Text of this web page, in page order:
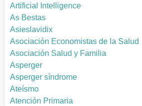
Artificial Intelligence
As Bestas
Asieslavidix
Asociación Economistas de la Salud
Asociación Salud y Familia
Asperger
Asperger síndrome
Ateísmo
Atención Primaria